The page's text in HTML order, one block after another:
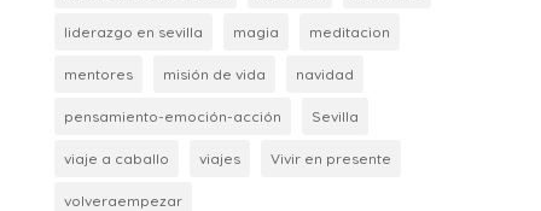
liderazgo en sevilla magia meditacion
mentores misión de vida navidad
pensamiento-emoción-acción Sevilla
viaje a caballo viajes Vivir en presente
volveraempezar